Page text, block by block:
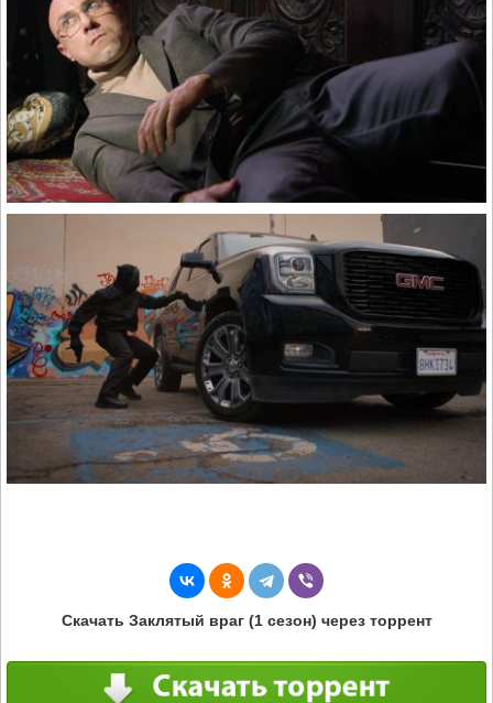
Скачать Заклятый враг (1 сезон) через торрент